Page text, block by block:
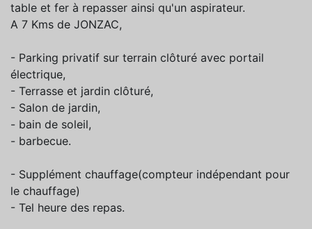
table et fer à repasser ainsi qu'un aspirateur.
A 7 Kms de JONZAC,
- Parking privatif sur terrain clôturé avec portail
électrique,
- Terrasse et jardin clôturé,
- Salon de jardin,
- bain de soleil,
- barbecue.
- Supplément chauffage(compteur indépendant pour
le chauffage)
- Tel heure des repas.